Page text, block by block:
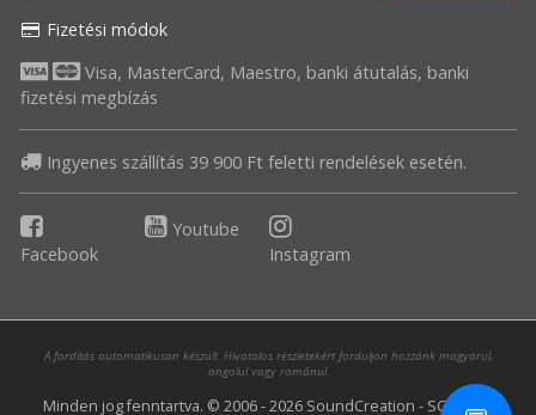
Fizetési módok
Visa, MasterCard, Maestro, banki átutalás, banki
fizetési megbízás
Ingyenes szállítás 39 900 Ft feletti rendelések esetén.
Facebook
Youtube
Instagram
A fordítás automatikusan készült. Hivatalos részletekért forduljon hozzánk magyarul,
angolul vagy románul.
Minden jog fenntartva. © 2006 - 2026 SoundCreation - SC Media